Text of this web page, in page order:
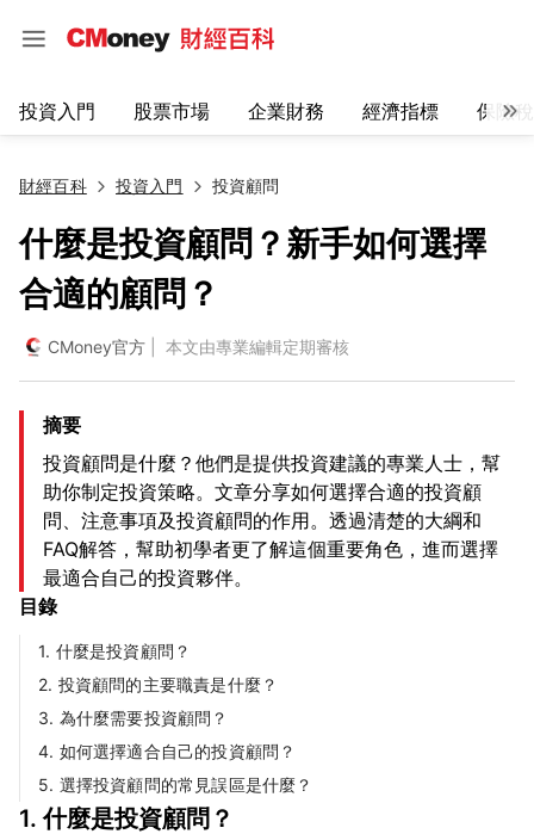
投資入門 股票市場 企業財務 經濟指標 保險
財經百科 投資入門 投資顧問
什麼是投資顧問？新手如何選擇
合適的顧問？
CMoney官方 | 本文由專業編輯定期審核
摘要
投資顧問是什麼？他們是提供投資建議的專業人士，幫
助你制定投資策略。文章分享如何選擇合適的投資顧
問、注意事項及投資顧問的作用。透過清楚的大綱和
FAQ解答，幫助初學者更了解這個重要角色，進而選擇
最適合自己的投資夥伴。
目錄
1. 什麼是投資顧問？
2. 投資顧問的主要職責是什麼？
3. 為什麼需要投資顧問？
4. 如何選擇適合自己的投資顧問？
5. 選擇投資顧問的常見誤區是什麼？
1. 什麼是投資顧問？